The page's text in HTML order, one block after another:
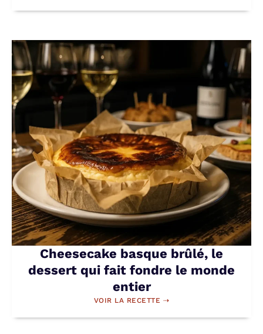
Cheesecake basque brûlé, le
dessert qui fait fondre le monde
entier
VOIR LA RECETTE ⇢